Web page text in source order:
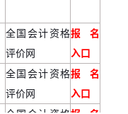
全国会计资格
评价网
报名
入口
全国会计资格
评价网
报名
入口